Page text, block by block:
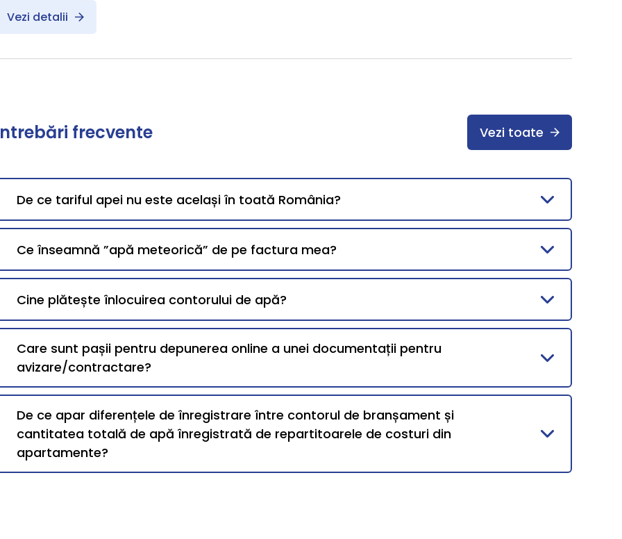
Vezi detalii
frecvente Vezi toate
De ce tariful apei nu este același în toată România?
Ce înseamnă ”apă meteorică” de pe factura mea?
Cine plătește înlocuirea contorului de apă?
Care sunt pașii pentru depunerea online a unei documentații pentru
avizare/contractare?
De ce apar diferențele de înregistrare între contorul de branșament și
cantitatea totală de apă înregistrată de repartitoarele de costuri din
apartamente?